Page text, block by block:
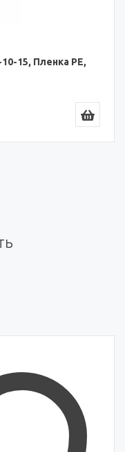
15, Пленка PE,